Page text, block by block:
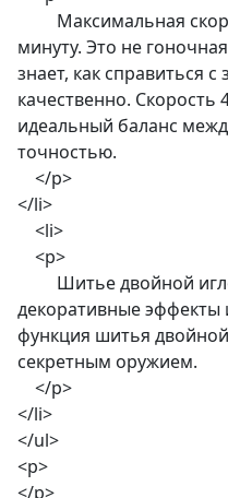
Максимальная
минуту. Это не
знает, как справиться
качественно.
идеальный баланс
точностью.
</p>
</li>
<li>
<p>
Шитье двойной
декоративные эффекты
функция шитья
секретным оружием.
</p>
</li>
</ul>
<p>
</p>